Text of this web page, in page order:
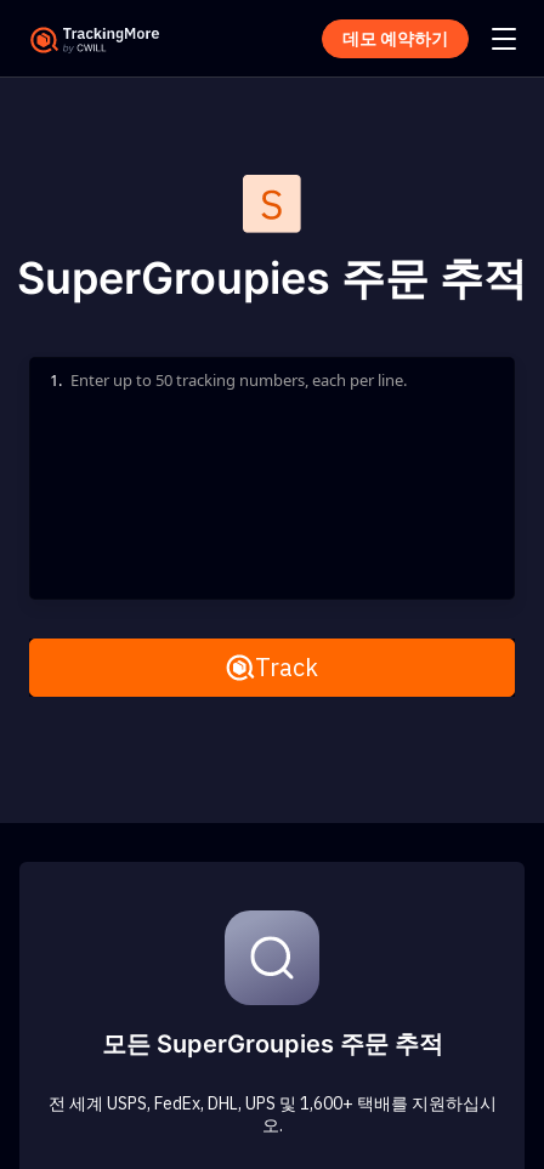
데모 예약하기
SuperGroupies 주문 추적
Enter up to 50 tracking numbers, each per line.
1.
Remove AllTrack
모든 SuperGroupies 주문 추적
전 세계 USPS, FedEx, DHL, UPS 및 1,600+ 택배를 지원하십시
오.